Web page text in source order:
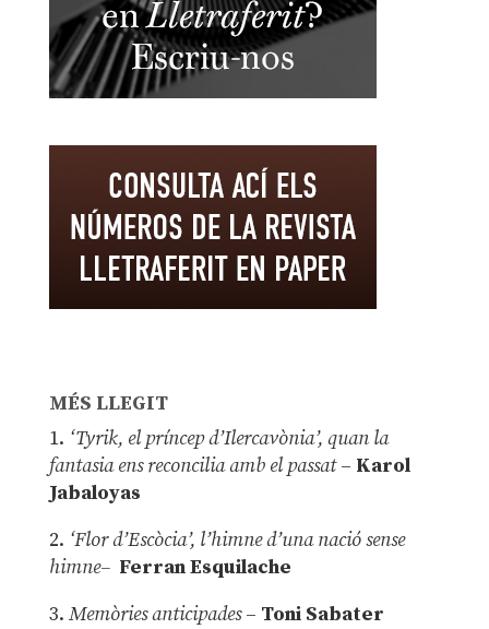
MÉS LLEGIT
1. ‘Tyrik, el príncep d’Ilercavònia’, quan la
fantasia ens reconcilia amb el passat– Karol
Jabaloyas
2. ‘Flor d’Escòcia’, l’himne d’una nació sense
himne– Ferran Esquilache
3. Memòries anticipades– Toni Sabater